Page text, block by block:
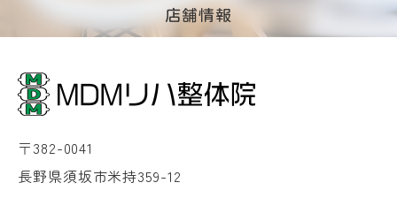
店舗情報
〒382-0041
長野県須坂市米持359-12